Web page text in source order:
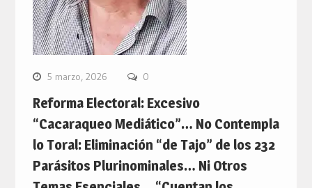
5 marzo, 2026 0
Reforma Electoral: Excesivo
“Cacaraqueo Mediático”… No Contempla
lo Toral: Eliminación “de Tajo” de los 232
Parásitos Plurinominales… Ni Otros